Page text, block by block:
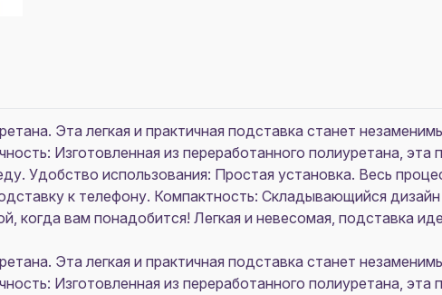
Эта легкая и практичная подставка станет
Изготовленная из переработанного полиуретана, эта
Удобство использования: Простая установка. Весь
к телефону. Компактность: Складывающийся
когда вам понадобится! Легкая и невесомая, подставка
Эта легкая и практичная подставка станет
Изготовленная из переработанного полиуретана, эта